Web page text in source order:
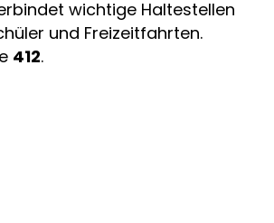
wichtige Haltestellen
und Freizeitfahrten.
412.